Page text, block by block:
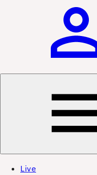
Live